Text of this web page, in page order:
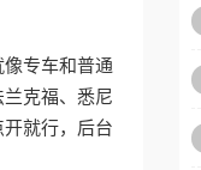
专车和普通
克福、悉尼
就行，后台